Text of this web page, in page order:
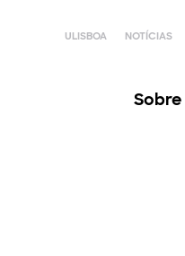
ULISBOA NOTÍCIAS
Sobre